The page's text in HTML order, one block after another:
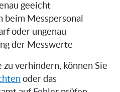
geeicht
beim Messpersonal
oder ungenau
der Messwerte
verhindern, können Sie
oder das